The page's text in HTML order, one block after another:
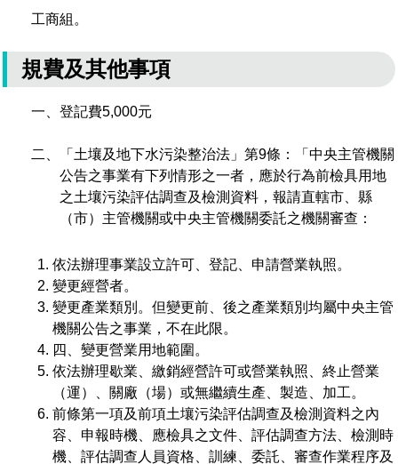
工商組。
規費及其他事項
一、登記費5,000元
二、「土壤及地下水污染整治法」第9條：「中央主管機關
公告之事業有下列情形之一者，應於行為前檢具用地
之土壤污染評估調查及檢測資料，報請直轄市、縣
（市）主管機關或中央主管機關委託之機關審查：
依法辦理事業設立許可、登記、申請營業執照。
變更經營者。
變更產業類別。但變更前、後之產業類別均屬中央主管
機關公告之事業，不在此限。
四、變更營業用地範圍。
依法辦理歇業、繳銷經營許可或營業執照、終止營業
（運）、關廠（場）或無繼續生產、製造、加工。
前條第一項及前項土壤污染評估調查及檢測資料之內
容、申報時機、應檢具之文件、評估調查方法、檢測時
機、評估調查人員資格、訓練、委託、審查作業程序及